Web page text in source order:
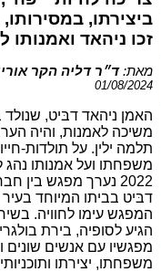
ביצירתו,
זכו ניהאד
מאת:ד״ר דליה הקר
01/08/2024
האמן ניהאד דבּיט,
משיכה לאמנות, והיה
תלמה ילין. על תולדות-
משפחתו ועל אמנותו נהג
2022 נערך מפגש בין
דבּיט בביתו המיוחד
המפגש עימו לחוויה.
הגיע לסופיה, בירת
מפגשיו עם אנשים שונים
משפחתו, יצירתו